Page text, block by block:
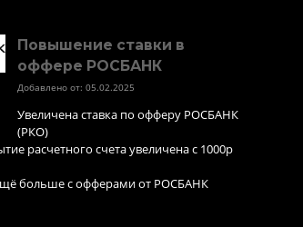
Повышение ставки в
оффере РОСБАНК
Добавлено от: 05.02.2025
Увеличена ставка по офферу РОСБАНК
(РКО)
расчетного счета увеличена с 1000р
больше с офферами от РОСБАНК